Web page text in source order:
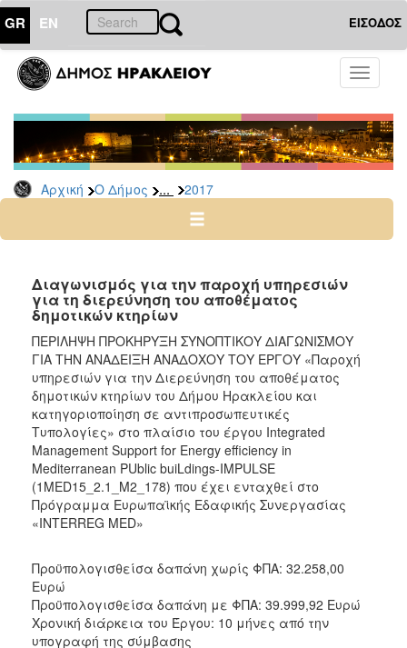
GR EN ΕΙΣΟΔΟΣ
Toggle
Αρχική Ο Δήμος ... 2017
ΔΗΜΟΣ
Διακηρύξεις
Δημοπρασίες
Αρχείο
2025
2023
2022
2021
2020
2019
2018
2017
2016
2015
ΤΟΠΟΣ
Διαγωνισμός για την παροχή υπηρεσιών
για τη διερεύνηση του αποθέματος
δημοτικών κτηρίων
ΠΕΡΙΛΗΨΗ ΠΡΟΚΗΡΥΞΗ ΣΥΝΟΠΤΙΚΟΥ ΔΙΑΓΩΝΙΣΜΟΥ
ΓΙΑ ΤΗΝ ΑΝΑΔΕΙΞΗ ΑΝΑΔΟΧΟΥ ΤΟΥ ΕΡΓΟΥ «Παροχή
υπηρεσιών για την Διερεύνηση του αποθέματος
δημοτικών κτηρίων του Δήμου Ηρακλείου και
κατηγοριοποίηση σε αντιπροσωπευτικές
Τυπολογίες» στο πλαίσιο του έργου Integrated
Management Support for Energy efficiency in
Mediterranean PUblic buiLdings-IMPULSE
(1MED15_2.1_M2_178) που έχει ενταχθεί στο
Πρόγραμμα Ευρωπαϊκής Εδαφικής Συνεργασίας
«INTERREG MED»
Προϋπολογισθείσα δαπάνη χωρίς ΦΠΑ: 32.258,00
Ευρώ
Προϋπολογισθείσα δαπάνη με ΦΠΑ: 39.999,92 Ευρώ
Χρονική διάρκεια του Έργου: 10 μήνες από την
υπογραφή της σύμβασης